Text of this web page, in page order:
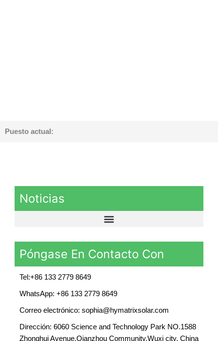
Puesto actual:
Noticias
Póngase En Contacto Con
Tel:+86 133 2779 8649
WhatsApp: +86 133 2779 8649
Correo electrónico: sophia@hymatrixsolar.com
Dirección: 6060 Science and Technology Park NO.1588
Zhonghui Avenue,Qianzhou Community,Wuxi city, China